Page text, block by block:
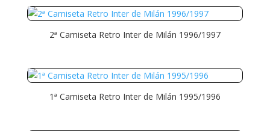
2ª Camiseta Retro Inter de Milán 1996/1997
1ª Camiseta Retro Inter de Milán 1995/1996